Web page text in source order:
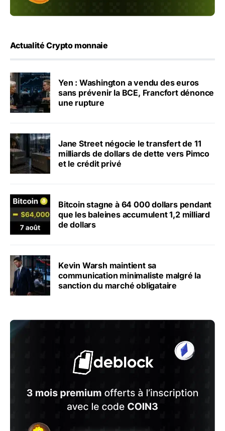
Actualité Crypto monnaie
Yen : Washington a vendu des euros
sans prévenir la BCE, Francfort dénonce
une rupture
Jane Street négocie le transfert de 11
milliards de dollars de dette vers Pimco
et le crédit privé
Bitcoin stagne à 64 000 dollars pendant
que les baleines accumulent 1,2 milliard
de dollars
Kevin Warsh maintient sa
communication minimaliste malgré la
sanction du marché obligataire